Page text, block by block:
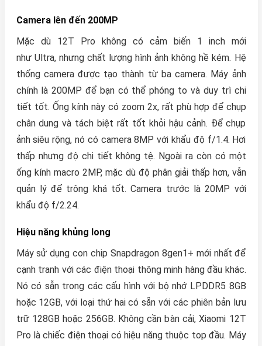
Camera lên đến 200MP
Mặc dù 12T Pro không có cảm biến 1 inch mới
như Ultra, nhưng chất lượng hình ảnh không hề kém. Hệ
thống camera được tạo thành từ ba camera. Máy ảnh
chính là 200MP để bạn có thể phóng to và duy trì chi
tiết tốt. Ống kính này có zoom 2x, rất phù hợp để chụp
chân dung và tách biệt rất tốt khỏi hậu cảnh. Để chụp
ảnh siêu rộng, nó có camera 8MP với khẩu độ f/1.4. Hơi
thấp nhưng độ chi tiết không tệ. Ngoài ra còn có một
ống kính macro 2MP, mặc dù độ phân giải thấp hơn, vẫn
quản lý để trông khá tốt. Camera trước là 20MP với
khẩu độ f/2.24.
Hiệu năng khủng long
Máy sử dụng con chip Snapdragon 8gen1+ mới nhất để
cạnh tranh với các điện thoại thông minh hàng đầu khác.
Nó có sẵn trong các cấu hình với bộ nhớ LPDDR5 8GB
hoặc 12GB, với loại thứ hai có sẵn với các phiên bản lưu
trữ 128GB hoặc 256GB. Không cần bàn cải, Xiaomi 12T
Pro là chiếc điện thoại có hiệu năng thuộc top đầu. Máy